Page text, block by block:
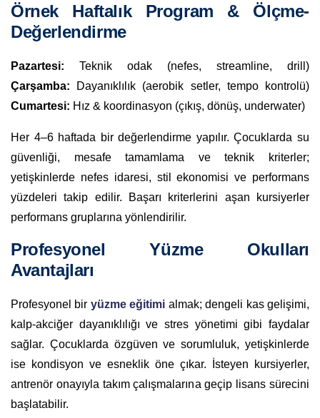
Örnek Haftalık Program & Ölçme-
Değerlendirme
Pazartesi: Teknik odak (nefes, streamline, drill)
Çarşamba: Dayanıklılık (aerobik setler, tempo kontrolü)
Cumartesi: Hız & koordinasyon (çıkış, dönüş, underwater)
Her 4–6 haftada bir değerlendirme yapılır. Çocuklarda su
güvenliği, mesafe tamamlama ve teknik kriterler;
yetişkinlerde nefes idaresi, stil ekonomisi ve performans
yüzdeleri takip edilir. Başarı kriterlerini aşan kursiyerler
performans gruplarına yönlendirilir.
Profesyonel Yüzme Okulları
Avantajları
Profesyonel bir yüzme eğitimi almak; dengeli kas gelişimi,
kalp-akciğer dayanıklılığı ve stres yönetimi gibi faydalar
sağlar. Çocuklarda özgüven ve sorumluluk, yetişkinlerde
ise kondisyon ve esneklik öne çıkar. İsteyen kursiyerler,
antrenör onayıyla takım çalışmalarına geçip lisans sürecini
başlatabilir.